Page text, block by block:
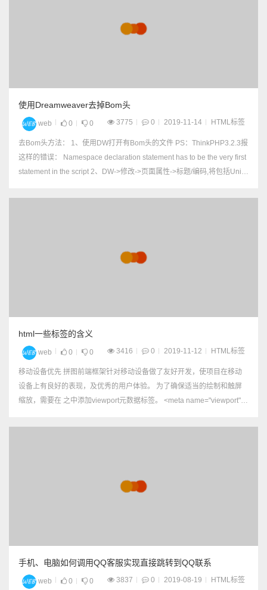
使用Dreamweaver去掉Bom头
web 0 0 3775 0 2019-11-14 HTML标签
去Bom头方法： 1、使用DW打开有Bom头的文件 PS：ThinkPHP3.2.3报
这样的错误： Namespace declaration statement has to be the very first
statement in the script 2、DW->修改->页面属性->标题/编码,将包括Unic
html一些标签的含义
web 0 0 3416 0 2019-11-12 HTML标签
移动设备优先 拼图前端框架针对移动设备做了友好开发，使项目在移动
设备上有良好的表现，及优秀的用户体验。 为了确保适当的绘制和触屏
缩放，需要在 之中添加viewport元数据标签。 <meta name="viewport" c
手机、电脑如何调用QQ客服实现直接跳转到QQ联系
web 0 0 3837 0 2019-08-19 HTML标签